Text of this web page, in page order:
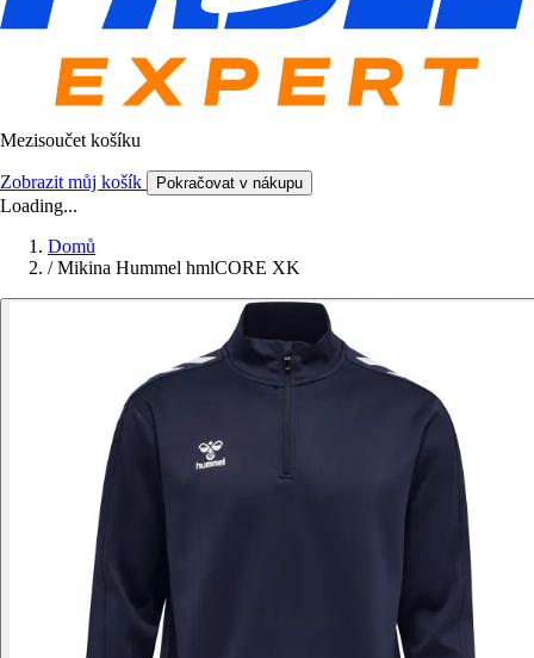
Mezisoučet košíku
Zobrazit můj košík Pokračovat v nákupu
Loading...
Domů
/ Mikina Hummel hmlCORE XK